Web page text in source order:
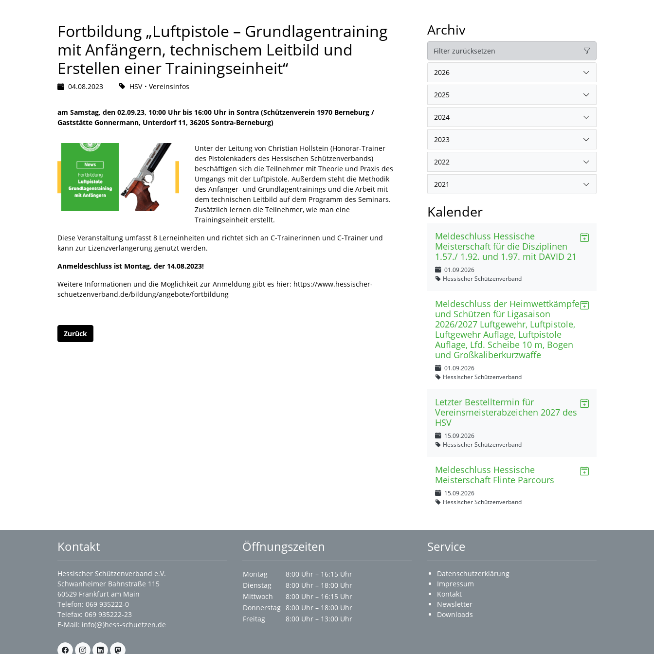
Fortbildung „Luftpistole – Grundlagentraining
mit Anfängern, technischem Leitbild und
Erstellen einer Trainingseinheit“
04.08.2023 HSV Vereinsinfos
am Samstag, den 02.09.23, 10:00 Uhr bis 16:00 Uhr in Sontra (Schützenverein 1970 Berneburg /
Gaststätte Gonnermann, Unterdorf 11, 36205 Sontra-Berneburg)
Unter der Leitung von Christian Hollstein (Honorar-Trainer
des Pistolenkaders des Hessischen Schützenverbands)
beschäftigen sich die Teilnehmer mit Theorie und Praxis des
Umgangs mit der Luftpistole. Außerdem steht die Methodik
des Anfänger- und Grundlagentrainings und die Arbeit mit
dem technischen Leitbild auf dem Programm des Seminars.
Zusätzlich lernen die Teilnehmer, wie man eine
Trainingseinheit erstellt.
Diese Veranstaltung umfasst 8 Lerneinheiten und richtet sich an C-Trainerinnen und C-Trainer und
kann zur Lizenzverlängerung genutzt werden.
Anmeldeschluss ist Montag, der 14.08.2023!
Weitere Informationen und die Möglichkeit zur Anmeldung gibt es hier: https://www.hessischer-
schuetzenverband.de/bildung/angebote/fortbildung
Zurück
Archiv
Filter zurücksetzen
2026
2025
2024
2023
2022
2021
Kalender
Meldeschluss Hessische
Meisterschaft für die Disziplinen
1.57./ 1.92. und 1.97. mit DAVID 21
01.09.2026
Hessischer Schützenverband
Meldeschluss der Heimwettkämpfe
und Schützen für Ligasaison
2026/2027 Luftgewehr, Luftpistole,
Luftgewehr Auflage, Luftpistole
Auflage, Lfd. Scheibe 10 m, Bogen
und Großkaliberkurzwaffe
01.09.2026
Hessischer Schützenverband
Letzter Bestelltermin für
Vereinsmeisterabzeichen 2027 des
HSV
15.09.2026
Hessischer Schützenverband
Meldeschluss Hessische
Meisterschaft Flinte Parcours
15.09.2026
Hessischer Schützenverband
Kontakt
Hessischer Schützenverband e.V.
Schwanheimer Bahnstraße 115
60529 Frankfurt am Main
Telefon: 069 935222-0
Telefax: 069 935222-23
E-Mail: info(@)hess-schuetzen.de
Öffnungszeiten
Montag
8:00 Uhr – 16:15 Uhr
Dienstag
8:00 Uhr – 18:00 Uhr
Mittwoch
8:00 Uhr – 16:15 Uhr
Donnerstag 8:00 Uhr – 18:00 Uhr
Freitag
8:00 Uhr – 13:00 Uhr
Service
Datenschutzerklärung
Impressum
Kontakt
Newsletter
Downloads